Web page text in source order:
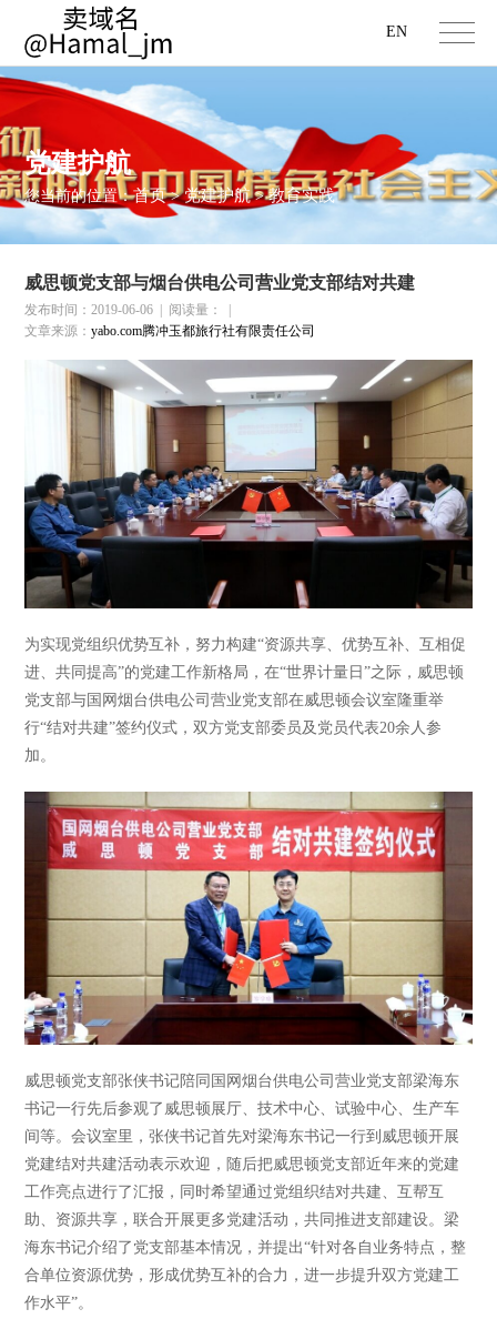
EN
党建护航
您当前的位置：首页>党建护航>教育实践
威思顿党支部与烟台供电公司营业党支部结对共建
发布时间：2019-06-06 阅读量：
文章来源：yabo.com腾冲玉都旅行社有限责任公司
为实现党组织优势互补，努力构建“资源共享、优势互补、互相促
进、共同提高”的党建工作新格局，在“世界计量日”之际，威思顿
党支部与国网烟台供电公司营业党支部在威思顿会议室隆重举
行“结对共建”签约仪式，双方党支部委员及党员代表20余人参
加。
威思顿党支部张侠书记陪同国网烟台供电公司营业党支部梁海东
书记一行先后参观了威思顿展厅、技术中心、试验中心、生产车
间等。会议室里，张侠书记首先对梁海东书记一行到威思顿开展
党建结对共建活动表示欢迎，随后把威思顿党支部近年来的党建
工作亮点进行了汇报，同时希望通过党组织结对共建、互帮互
助、资源共享，联合开展更多党建活动，共同推进支部建设。梁
海东书记介绍了党支部基本情况，并提出“针对各自业务特点，整
合单位资源优势，形成优势互补的合力，进一步提升双方党建工
作水平”。